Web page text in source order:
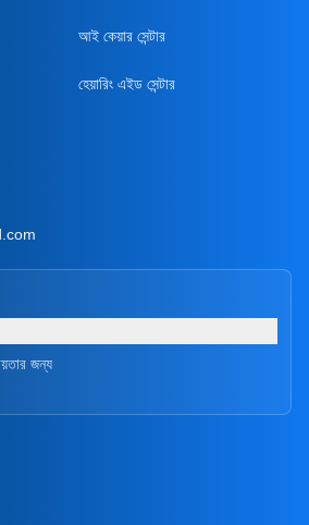
আই কেয়ার সেন্টার
হেয়ারিং এইড সেন্টার
জন্য